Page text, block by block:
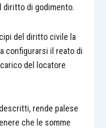
diritto di godimento.
del diritto civile la
configurarsi il reato di
del locatore
rende palese
che le somme